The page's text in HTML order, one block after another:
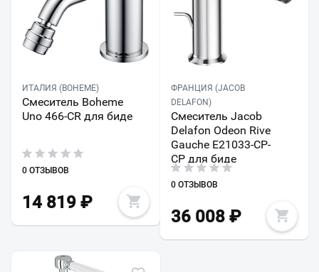
ИТАЛИЯ (BOHEME)
Смеситель Boheme
Uno 466-CR для биде
0 ОТЗЫВОВ
14 819 ₽
ФРАНЦИЯ (JACOB
DELAFON)
Смеситель Jacob
Delafon Odeon Rive
Gauche E21033-CP-
CP для биде
0 ОТЗЫВОВ
36 008₽